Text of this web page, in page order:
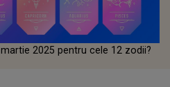
2025 pentru cele 12 zodii?